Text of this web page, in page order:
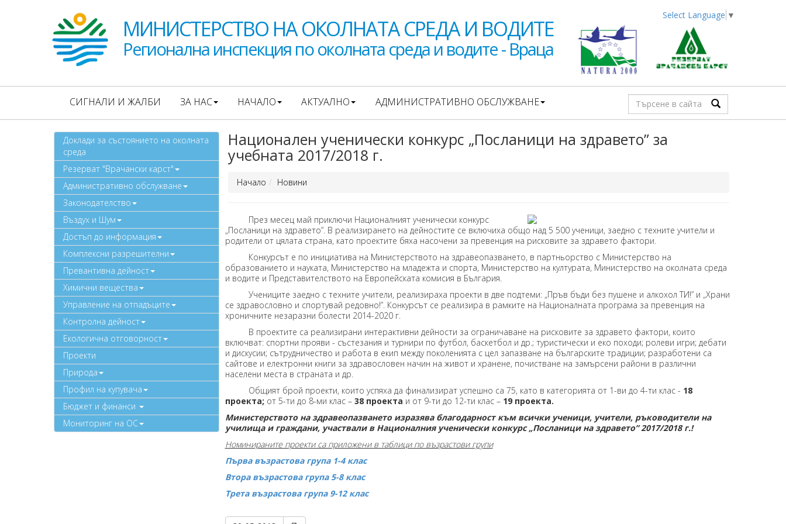
Select Language ▼
МИНИСТЕРСТВО НА ОКОЛНАТА СРЕДА И ВОДИТЕ
Регионална инспекция по околната среда и водите - Враца
СИГНАЛИ И ЖАЛБИ ЗА НАС НАЧАЛО АКТУАЛНО АДМИНИСТРАТИВНО ОБСЛУЖВАНЕ
Доклади за състоянието на околната
среда
Резерват "Врачански карст"
Административно обслужване
Законодателство
Въздух и Шум
Достъп до информация
Комплексни разрешителни
Превантивна дейност
Химични вещества
Управление на отпадъците
Контролна дейност
Екологична отговорност
Проекти
Природа
Профил на купувача
Бюджет и финанси
Мониторинг на ОС
Националeн ученически конкурс „Посланици на здравето” за
учебната 2017/2018 г.
Начало Новини
През месец май приключи Националният ученически конкурс
„Посланици на здравето”. В реализирането на дейностите се включиха общо над 5 500 ученици, заедно с техните учители и
родители от цялата страна, като проектите бяха насочени за превенция на рисковите за здравето фактори.
Конкурсът е по инициатива на Министерството на здравеопазването, в партньорство с Министерство на
образованието и науката, Министерство на младежта и спорта, Министерство на културата, Министерство на околната среда
и водите и Представителството на Европейската комисия в България.
Учениците заедно с техните учители, реализираха проекти в две подтеми: „Пръв бъди без пушене и алкохол ТИ!” и „Храни
се здравословно и спортувай редовно!”. Конкурсът се реализира в рамките на Националната програма за превенция на
хроничните незаразни болести 2014-2020 г.
В проектите са реализирани интерактивни дейности за ограничаване на рисковите за здравето фактори, които
включват: спортни прояви - състезания и турнири по футбол, баскетбол и др.; туристически и еко походи; ролеви игри; дебати
и дискусии; сътрудничество и работа в екип между поколенията с цел запазване на българските традиции; разработени са
сайтове и електронни книги за здравословен начин на живот и хранене, почистване на замърсени райони в различни
населени места в страната и др.
Общият брой проекти, които успяха да финализират успешно са 75, като в категорията от 1-ви до 4-ти клас - 18
проекта; от 5-ти до 8-ми клас – 38 проекта и от 9-ти до 12-ти клас – 19 проекта.
Министерството на здравеопазването изразява благодарност към всички ученици, учители, ръководители на
училища и граждани, участвали в Националния ученически конкурс „Посланици на здравето” 2017/2018 г.!
Номинираните проекти са приложени в таблици по възрастови групи
Първа възрастова група 1-4 клас
Втора възрастова група 5-8 клас
Трета възрастова група 9-12 клас